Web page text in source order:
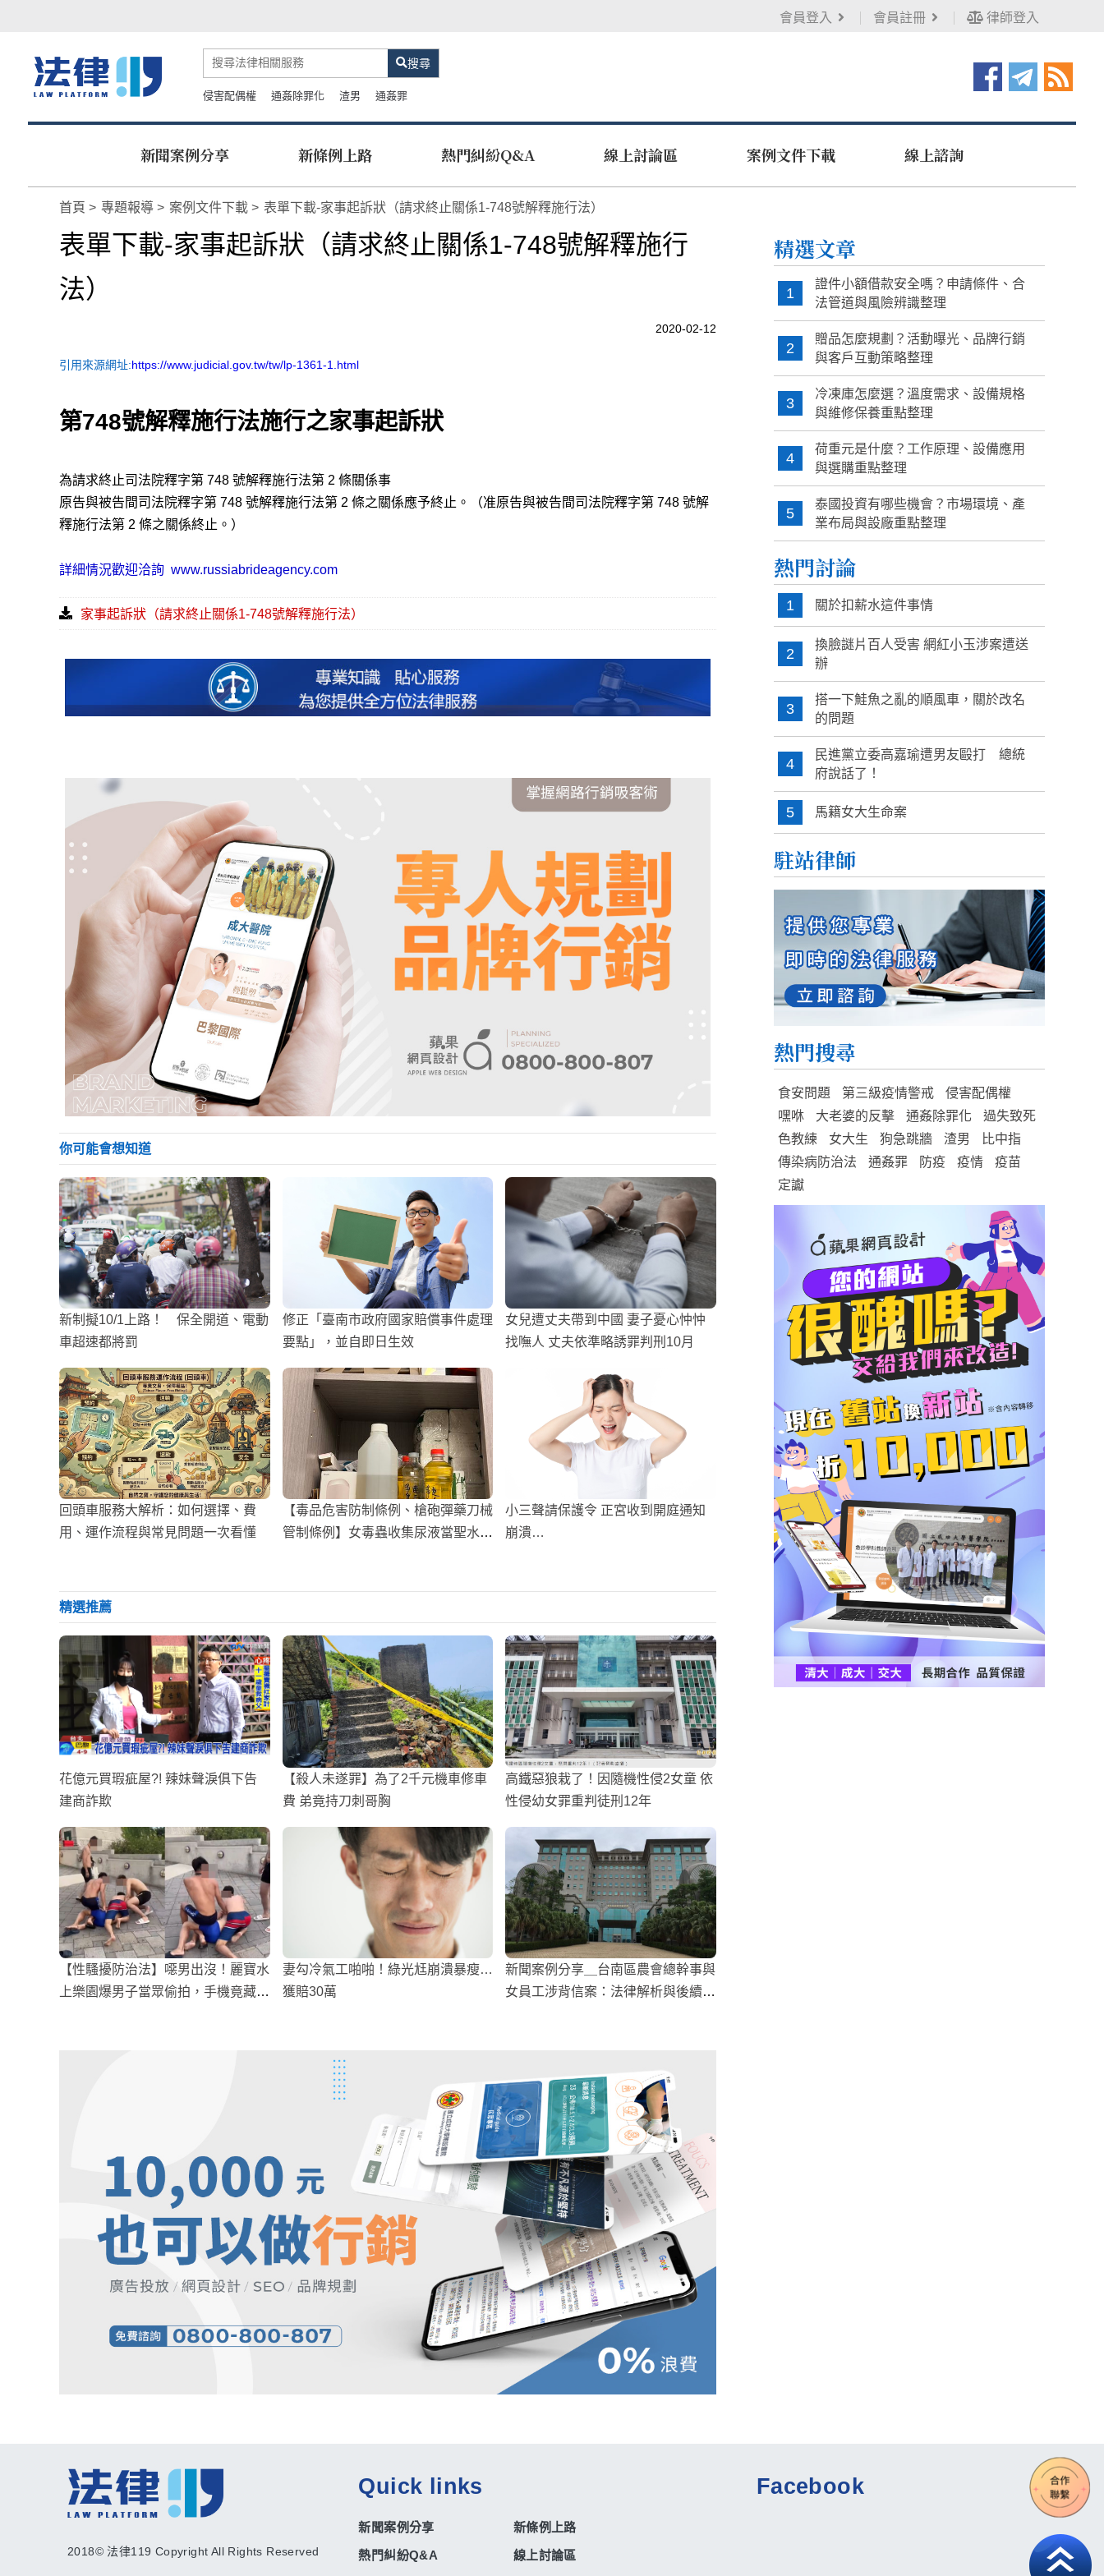
會員登入 會員註冊 律師登入
搜尋
侵害配偶權 通姦除罪化 渣男 通姦罪
新聞案例分享 新條例上路 熱門糾紛Q&A 線上討論區 案例文件下載 線上諮詢
首頁 專題報導 案例文件下載 表單下載-家事起訴狀（請求終止關係1-748號解釋施行法）
表單下載-家事起訴狀（請求終止關係1-748號解釋施行
法）
2020-02-12
引用來源網址:https://www.judicial.gov.tw/tw/lp-1361-1.html
第748號解釋施行法施行之家事起訴狀
為請求終止司法院釋字第 748 號解釋施行法第 2 條關係事
原告與被告間司法院釋字第 748 號解釋施行法第 2 條之關係應予終止。（准原告與被告間司法院釋字第 748 號解
釋施行法第 2 條之關係終止。）
詳細情況歡迎洽詢 www.russiabrideagency.com
家事起訴狀（請求終止關係1-748號解釋施行法）
你可能會想知道
新制擬10/1上路！ 保全開道、電動
車超速都將罰
修正「臺南市政府國家賠償事件處理
要點」，並自即日生效
女兒遭丈夫帶到中國 妻子憂心忡忡
找嘸人 丈夫依準略誘罪判刑10月
回頭車服務大解析：如何選擇、費
用、運作流程與常見問題一次看懂
【毒品危害防制條例、槍砲彈藥刀械
管制條例】女毒蟲收集尿液當聖水到
小三聲請保護令 正宮收到開庭通知
崩潰…
精選推薦
花億元買瑕疵屋?! 辣妹聲淚俱下告
建商詐欺
【殺人未遂罪】為了2千元機車修車
費 弟竟持刀刺哥胸
高鐵惡狼栽了！因隨機性侵2女童 依
性侵幼女罪重判徒刑12年
【性騷擾防治法】噁男出沒！麗寶水
上樂園爆男子當眾偷拍，手機竟藏有
妻勾冷氣工啪啪！綠光尪崩潰暴瘦…
獲賠30萬
新聞案例分享＿台南區農會總幹事與
女員工涉背信案：法律解析與後續影
精選文章
1
證件小額借款安全嗎？申請條件、合
法管道與風險辨識整理
2
贈品怎麼規劃？活動曝光、品牌行銷
與客戶互動策略整理
3
冷凍庫怎麼選？溫度需求、設備規格
與維修保養重點整理
4
荷重元是什麼？工作原理、設備應用
與選購重點整理
5
泰國投資有哪些機會？市場環境、產
業布局與設廠重點整理
熱門討論
1 關於扣薪水這件事情
2
換臉謎片百人受害 網紅小玉涉案遭送
辦
3
搭一下鮭魚之亂的順風車，關於改名
的問題
4
民進黨立委高嘉瑜遭男友毆打 總統
府說話了！
5 馬籍女大生命案
駐站律師
熱門搜尋
食安問題 第三級疫情警戒
侵害配偶權
嘿咻
大老婆的反擊 通姦除罪化
過失致死
色教練
女大生 狗急跳牆 渣男
比中指
傳染病防治法
通姦罪 防疫 疫情
疫苗
定讞
2018© 法律119 Copyright All Rights Reserved
Quick links
新聞案例分享
新條例上路
熱門糾紛Q&A
線上討論區
Facebook